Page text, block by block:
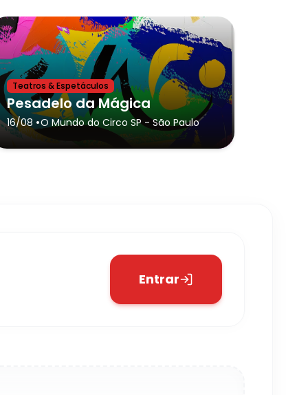
Teatros & Espetáculos
Pesadelo da Mágica
16/08 •O Mundo do Circo SP- São Paulo
Entrar